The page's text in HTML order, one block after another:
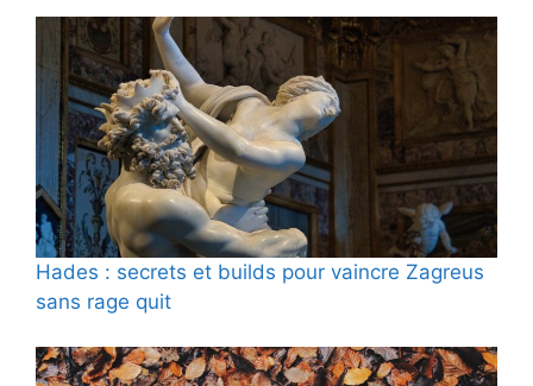
Hades : secrets et builds pour vaincre Zagreus
sans rage quit